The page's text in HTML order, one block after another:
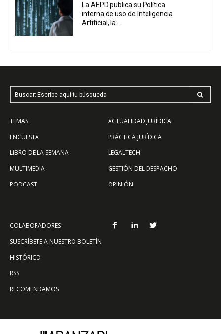
La AEPD publica su Política
interna de uso de Inteligencia
Artificial, la...
Buscar: Escribe aquí tu búsqueda
TEMAS
ENCUESTA
LIBRO DE LA SEMANA
MULTIMEDIA
PODCAST
ACTUALIDAD JURÍDICA
PRÁCTICA JURÍDICA
LEGALTECH
GESTIÓN DEL DESPACHO
OPINIÓN
COLABORADORES
SUSCRÍBETE A NUESTRO BOLETÍN
HISTÓRICO
RSS
RECOMENDAMOS